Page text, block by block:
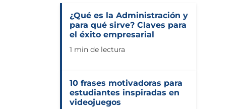
¿Qué es la Administración y
para qué sirve? Claves para
el éxito empresarial
1 min de lectura
10 frases motivadoras para
estudiantes inspiradas en
videojuegos